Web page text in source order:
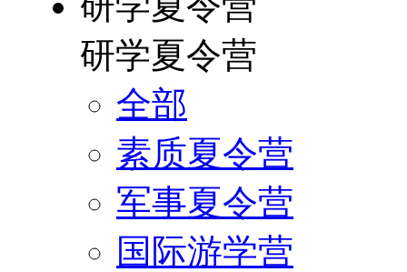
研学夏令营
全部
素质夏令营
军事夏令营
国际游学营